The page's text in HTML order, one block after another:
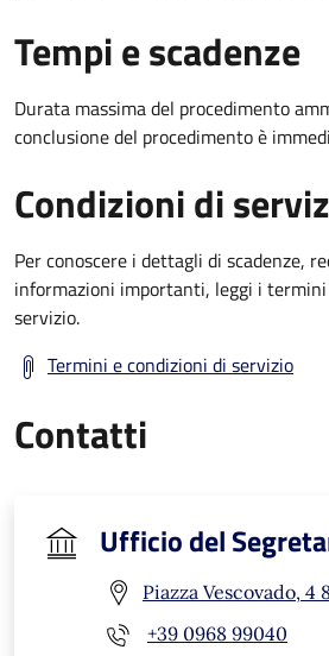
Tempi e scadenze
Durata massima del procedimento
conclusione del procedimento è
Condizioni di
Per conoscere i dettagli di scadenze,
informazioni importanti, leggi i
servizio.
Termini e condizioni di servizio
Contatti
Ufficio del
Piazza Vescovado, 4
+39 0968 99040